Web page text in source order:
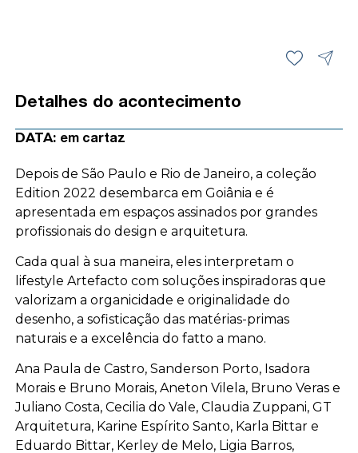
Detalhes do acontecimento
DATA: em cartaz
Depois de São Paulo e Rio de Janeiro, a coleção
Edition 2022 desembarca em Goiânia e é
apresentada em espaços assinados por grandes
profissionais do design e arquitetura.
Cada qual à sua maneira, eles interpretam o
lifestyle Artefacto com soluções inspiradoras que
valorizam a organicidade e originalidade do
desenho, a sofisticação das matérias-primas
naturais e a excelência do fatto a mano.
Ana Paula de Castro, Sanderson Porto, Isadora
Morais e Bruno Morais, Aneton Vilela, Bruno Veras e
Juliano Costa, Cecilia do Vale, Claudia Zuppani, GT
Arquitetura, Karine Espírito Santo, Karla Bittar e
Eduardo Bittar, Kerley de Melo, Ligia Barros,